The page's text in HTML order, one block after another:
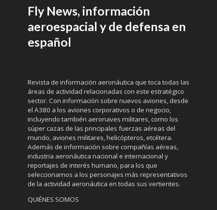
Fly News, información
aeroespacial y de defensa en
español
Revista de información aeronáutica que toca todas las
áreas de actividad relacionadas con este estratégico
sector. Con información sobre nuevos aviones, desde
el A380 a los aviones corporativos o de negocio,
incluyendo también aeronaves militares, como los
súper cazas de las principales fuerzas aéreas del
mundo, aviones militares, helicópteros, etcétera.
Además de información sobre compañías aéreas,
industria aeronáutica nacional e internacional y
reportajes de interés humano, para los que
seleccionamos a los personajes más representativos
de la actividad aeronáutica en todas sus vertientes.
QUIÉNES SOMOS